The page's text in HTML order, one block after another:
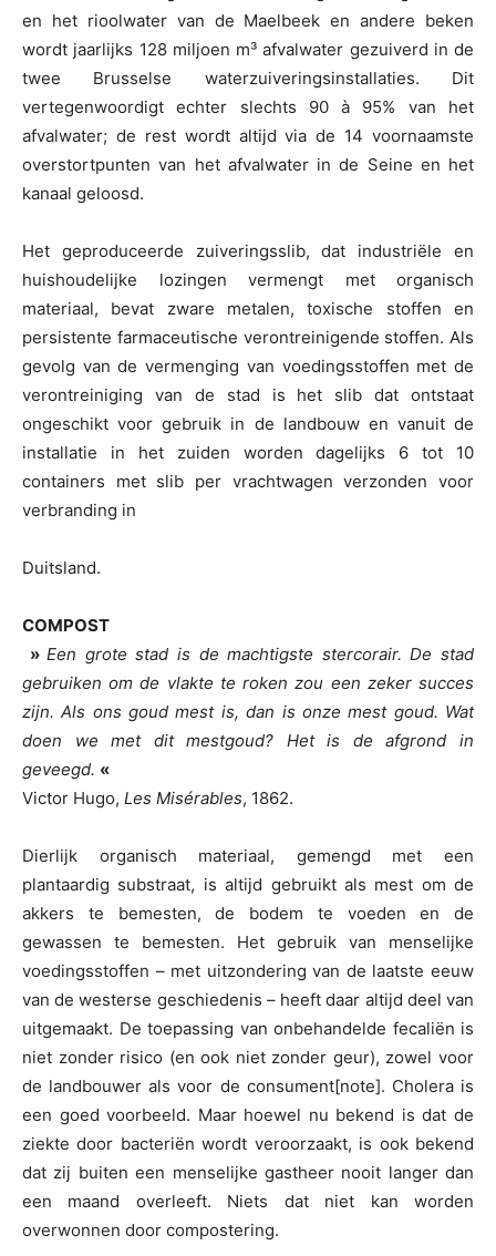
en het rioolwater van de Maelbeek en andere beken
wordt jaarlijks 128 miljoen m³ afvalwater gezuiverd in de
twee Brusselse waterzuiveringsinstallaties. Dit
vertegenwoordigt echter slechts 90 à 95% van het
afvalwater; de rest wordt altijd via de 14 voornaamste
overstortpunten van het afvalwater in de Seine en het
kanaal geloosd.
Het geproduceerde zuiveringsslib, dat industriële en
huishoudelijke lozingen vermengt met organisch
materiaal, bevat zware metalen, toxische stoffen en
persistente farmaceutische verontreinigende stoffen. Als
gevolg van de vermenging van voedingsstoffen met de
verontreiniging van de stad is het slib dat ontstaat
ongeschikt voor gebruik in de landbouw en vanuit de
installatie in het zuiden worden dagelijks 6 tot 10
containers met slib per vrachtwagen verzonden voor
verbranding in
Duitsland.
COMPOST
»Een grote stad is de machtigste stercorair. De stad
gebruiken om de vlakte te roken zou een zeker succes
zijn. Als ons goud mest is, dan is onze mest goud. Wat
doen we met dit mestgoud? Het is de afgrond in
geveegd. «
Victor Hugo, Les Misérables, 1862.
Dierlijk organisch materiaal, gemengd met een
plantaardig substraat, is altijd gebruikt als mest om de
akkers te bemesten, de bodem te voeden en de
gewassen te bemesten. Het gebruik van menselijke
voedingsstoffen – met uitzondering van de laatste eeuw
van de westerse geschiedenis – heeft daar altijd deel van
uitgemaakt. De toepassing van onbehandelde fecaliën is
niet zonder risico (en ook niet zonder geur), zowel voor
de landbouwer als voor de consument[note]. Cholera is
een goed voorbeeld. Maar hoewel nu bekend is dat de
ziekte door bacteriën wordt veroorzaakt, is ook bekend
dat zij buiten een menselijke gastheer nooit langer dan
een maand overleeft. Niets dat niet kan worden
overwonnen door compostering.